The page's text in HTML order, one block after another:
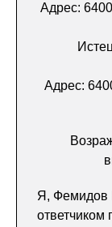
Адрес:
Адрес:
Я, Фемидов